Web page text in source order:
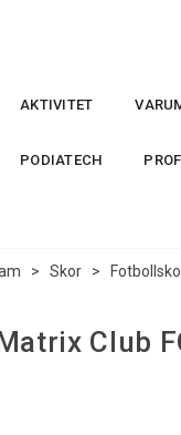
AKTIVITET
PODIATECH
> Skor >
Club